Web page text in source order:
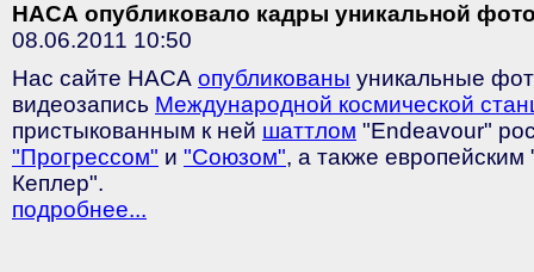
НАСА опубликовало кадры уникальной
08.06.2011 10:50
Нас сайте НАСА опубликованы уникальные
видеозапись Международной космической
пристыкованным к ней шаттлом "Endeavour"
"Прогрессом" и "Союзом", а также европейским
Кеплер".
подробнее...